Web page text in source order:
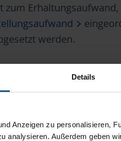
Details
Anzeigen zu personalisieren,
analysieren. Außerdem geben
zum
werden.
schaffen
da. Werden Sie jetzt
bei Ihrer